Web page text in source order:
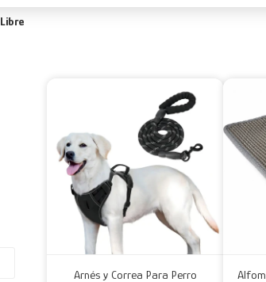
Libre
Arnés y Correa Para Perro